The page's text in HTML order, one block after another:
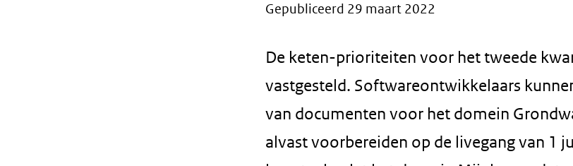
Gepubliceerd 29 maart 2022
De keten-prioriteiten voor het tweede
vastgesteld. Softwareontwikkelaars
van documenten voor het domein
alvast voorbereiden op de livegang van 1